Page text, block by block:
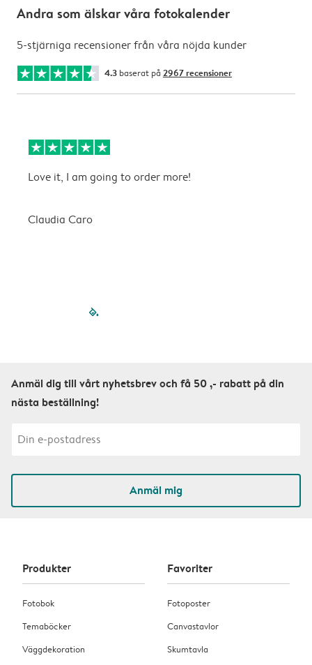
Andra som älskar våra fotokalender
5-stjärniga recensioner från våra nöjda kunder
4.3 baserat på 2967 recensioner
Love it, I am going to order more!
Claudia Caro
filled-pagination
Anmäl dig till vårt nyhetsbrev och få 50 ,- rabatt på din
nästa beställning!
Anmäl mig
Produkter
Fotobok
Temaböcker
Väggdekoration
Favoriter
Fotoposter
Canvastavlor
Skumtavla